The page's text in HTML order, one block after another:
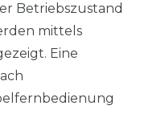
Betriebszustand
mittels
Eine